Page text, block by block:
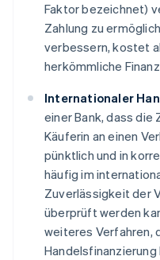
Faktor bezeichnet)
Zahlung zu
verbessern, kostet
herkömmliche
Internationaler
einer Bank, dass die
Käuferin an einen
pünktlich und in
häufig im
Zuverlässigkeit der
überprüft werden
weiteres Verfahren,